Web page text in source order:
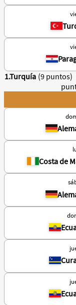
1.Turquía (9 puntos)
Costa de